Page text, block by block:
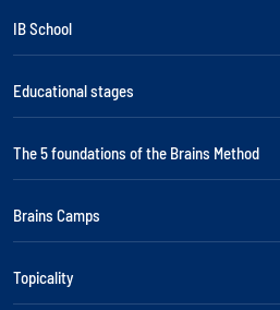
IB School
Educational stages
The 5 foundations of the Brains Method
Brains Camps
Topicality